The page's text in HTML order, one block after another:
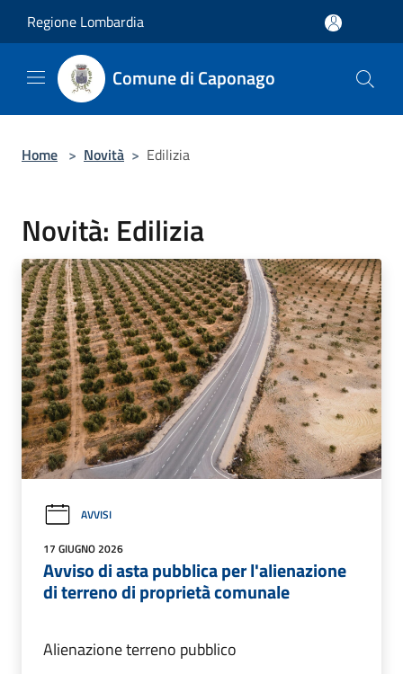
Regione Lombardia
Comune di Caponago
Home > Novità > Edilizia
Novità: Edilizia
AVVISI
17 GIUGNO 2026
Avviso di asta pubblica per l'alienazione
di terreno di proprietà comunale
Alienazione terreno pubblico